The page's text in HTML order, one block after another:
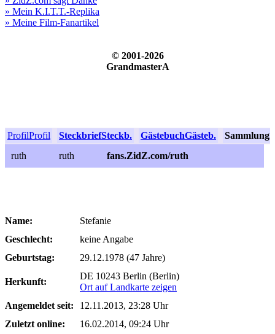
» Mein K.I.T.T.-Replika
» Meine Film-Fanartikel
© 2001-2026
GrandmasterA
ProfilProfil SteckbriefSteckb. GästebuchGästeb. Sammlung
ruth
ruth fans.ZidZ.com/ruth
Name:
Stefanie
Geschlecht:
keine Angabe
Geburtstag:
29.12.1978 (47 Jahre)
Herkunft:
DE 10243 Berlin (Berlin)
Ort auf Landkarte zeigen
Angemeldet seit:
12.11.2013, 23:28 Uhr
Zuletzt online:
16.02.2014, 09:24 Uhr